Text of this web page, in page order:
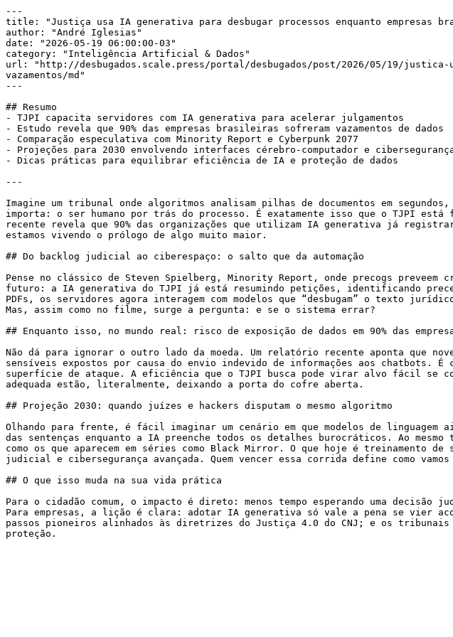
---
title: "Justiça usa IA generativa para desbugar processos enquanto empresas
author: "André Iglesias"
date: "2026-05-19 06:00:00-03"
category: "Inteligência Artificial & Dados"
url: "http://desbugados.scale.press/portal/desbugados/post/2026/05/19/justica-
vazamentos/md"
---
## Resumo
- TJPI capacita servidores com IA generativa para acelerar julgamentos
- Estudo revela que 90% das empresas brasileiras sofreram vazamentos de dados
- Comparação especulativa com Minority Report e Cyberpunk 2077
- Projeções para 2030 envolvendo interfaces cérebro-computador e
- Dicas práticas para equilibrar eficiência de IA e proteção de dados
---
Imagine um tribunal onde algoritmos analisam pilhas de documentos em
importa: o ser humano por trás do processo. É exatamente isso que o TJPI está
recente revela que 90% das organizações que utilizam IA generativa já
estamos vivendo o prólogo de algo muito maior.
## Do backlog judicial ao ciberespaço: o salto que da automação
Pense no clássico de Steven Spielberg, Minority Report, onde precogs preveem
futuro: a IA generativa do TJPI já está resumindo petições, identificando
PDFs, os servidores agora interagem com modelos que “desbugam” o texto
Mas, assim como no filme, surge a pergunta: e se o sistema errar?
## Enquanto isso, no mundo real: risco de exposição de dados em 90% das
Não dá para ignorar o outro lado da moeda. Um relatório recente aponta que
sensíveis expostos por causa do envio indevido de informações aos chatbots.
superfície de ataque. A eficiência que o TJPI busca pode virar alvo fácil se
adequada estão, literalmente, deixando a porta do cofre aberta.
## Projeção 2030: quando juízes e hackers disputam o mesmo algoritmo
Olhando para frente, é fácil imaginar um cenário em que modelos de linguagem
das sentenças enquanto a IA preenche todos os detalhes burocráticos. Ao
como os que aparecem em séries como Black Mirror. O que hoje é treinamento
judicial e cibersegurança avançada. Quem vencer essa corrida define como
## O que isso muda na sua vida prática
Para o cidadão comum, o impacto é direto: menos tempo esperando uma
Para empresas, a lição é clara: adotar IA generativa só vale a pena se vier
passos pioneiros alinhados às diretrizes do Justiça 4.0 do CNJ; e os tribunais
proteção.